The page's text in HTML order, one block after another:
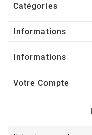
Catégories
Informations
Informations
Votre Compte